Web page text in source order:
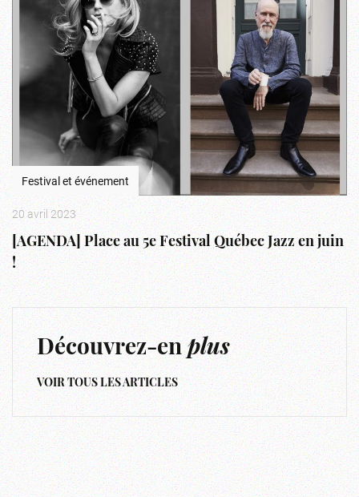
Festival et événement
20 avril 2023
[AGENDA] Place au 5e Festival Québec Jazz en juin
!
Découvrez-enplus
VOIR TOUS LES ARTICLES